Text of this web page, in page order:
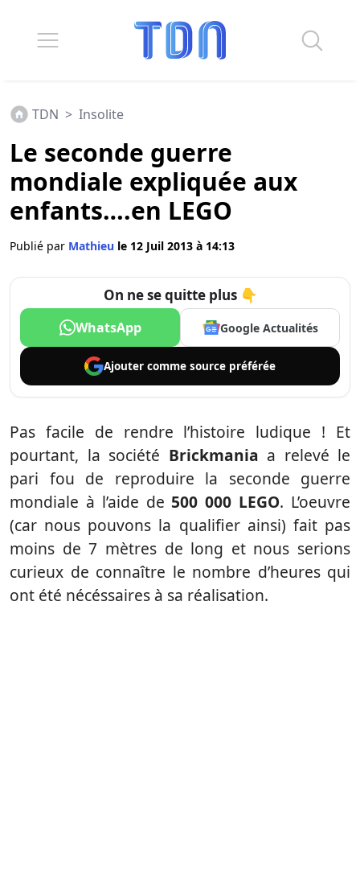
TDN > Insolite
Le seconde guerre
mondiale expliquée aux
enfants….en LEGO
Publié par Mathieu le 12 Juil 2013 à 14:13
On ne se quitte plus 👇
WhatsApp Google Actualités
Ajouter comme source préférée
Pas facile de rendre l’histoire ludique ! Et
pourtant, la société Brickmania a relevé le
pari fou de reproduire la seconde guerre
mondiale à l’aide de 500 000 LEGO. L’oeuvre
(car nous pouvons la qualifier ainsi) fait pas
moins de 7 mètres de long et nous serions
curieux de connaître le nombre d’heures qui
ont été nécéssaires à sa réalisation.